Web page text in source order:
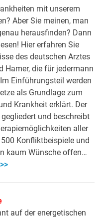
mit unserem
Aber Sie meinen, man
herausfinden? Dann
Hier erfahren Sie
des deutschen Arztes
Hamer, die für jedermann
Einführungsteil werden
als Grundlage zum
Krankheit erklärt. Der
und beschreibt
aller
Konfliktbeispiele und
kaum Wünsche offen…
auf der energetischen